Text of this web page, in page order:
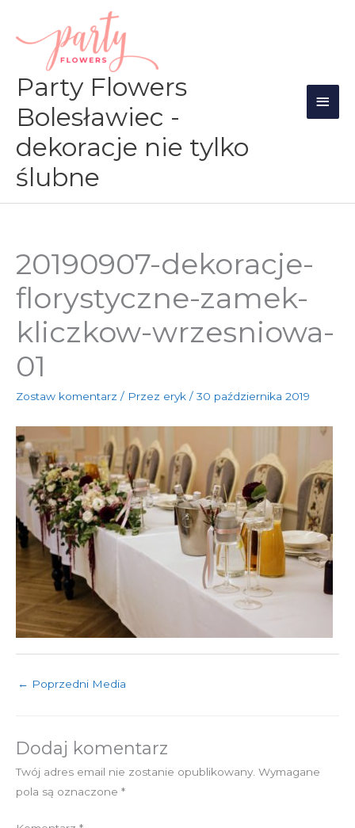
treści
Party Flowers
Bolesławiec -
dekoracje nie tylko
ślubne
20190907-dekoracje-
florystyczne-zamek-
kliczkow-wrzesniowa-
01
Zostaw komentarz / Przez eryk / 30 października 2019
← Poprzedni Media
Dodaj komentarz
Twój adres email nie zostanie opublikowany. Wymagane
pola są oznaczone *